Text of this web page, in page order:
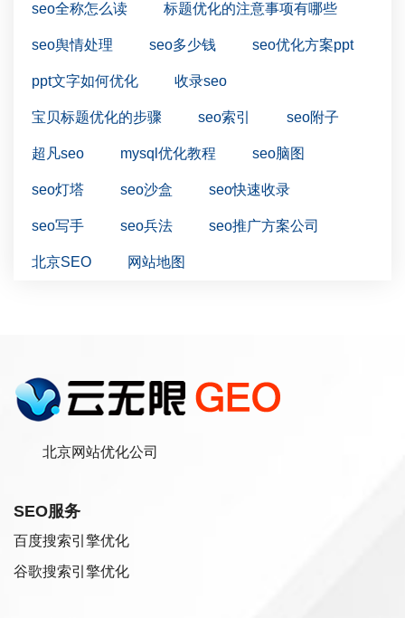
seo全称怎么读 标题优化的注意事项有哪些
seo舆情处理 seo多少钱 seo优化方案ppt
ppt文字如何优化 收录seo
宝贝标题优化的步骤 seo索引 seo附子
超凡seo mysql优化教程 seo脑图
seo灯塔 seo沙盒 seo快速收录
seo写手 seo兵法 seo推广方案公司
北京SEO 网站地图
北京网站优化公司
SEO服务
百度搜索引擎优化
谷歌搜索引擎优化